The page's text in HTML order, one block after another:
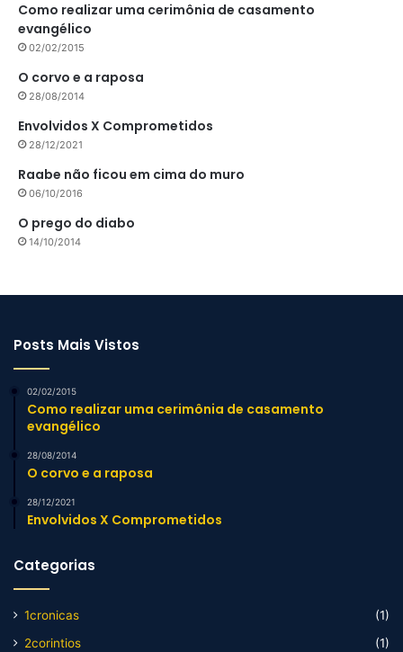
Como realizar uma cerimônia de casamento
evangélico
02/02/2015
O corvo e a raposa
28/08/2014
Envolvidos X Comprometidos
28/12/2021
Raabe não ficou em cima do muro
06/10/2016
O prego do diabo
14/10/2014
Posts Mais Vistos
02/02/2015
Como realizar uma cerimônia de casamento
evangélico
28/08/2014
O corvo e a raposa
28/12/2021
Envolvidos X Comprometidos
Categorias
1cronicas
(1)
2corintios
(1)